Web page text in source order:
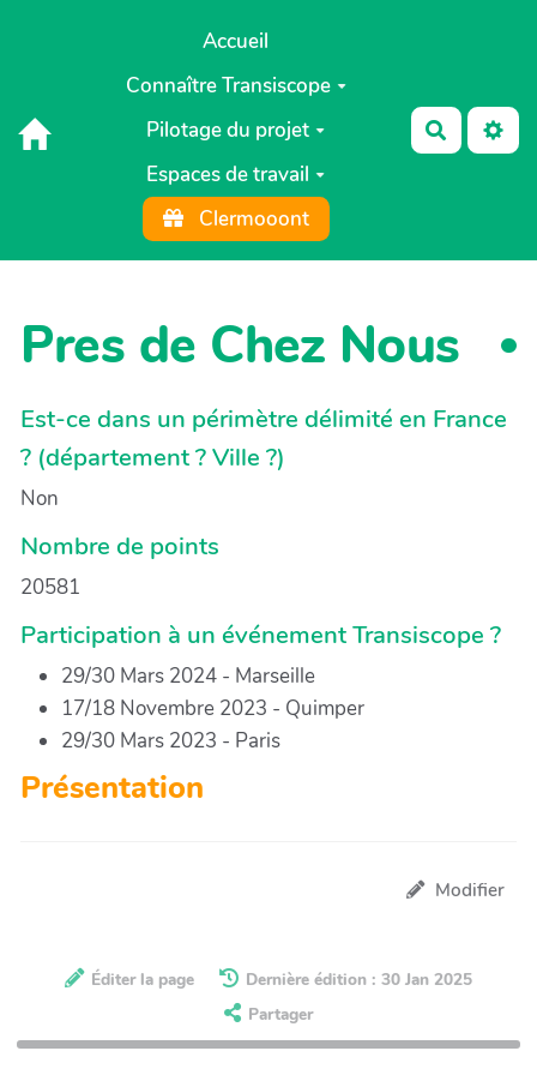
Aller au contenu principal
Accueil
Connaître Transiscope
Pilotage du projet
Espaces de travail
Clermooont
Pres de Chez Nous
Est-ce dans un périmètre délimité en France
? (département ? Ville ?)
Non
Nombre de points
20581
Participation à un événement Transiscope ?
29/30 Mars 2024 - Marseille
17/18 Novembre 2023 - Quimper
29/30 Mars 2023 - Paris
Présentation
Modifier
Éditer la page
Dernière édition : 30 Jan 2025
Partager